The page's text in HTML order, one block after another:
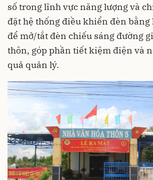
số trong lĩnh vực năng lượng và
đặt hệ thống điều khiển đèn
để mở/tắt đèn chiếu sáng đường
thôn, góp phần tiết kiệm điện và
quả quản lý.